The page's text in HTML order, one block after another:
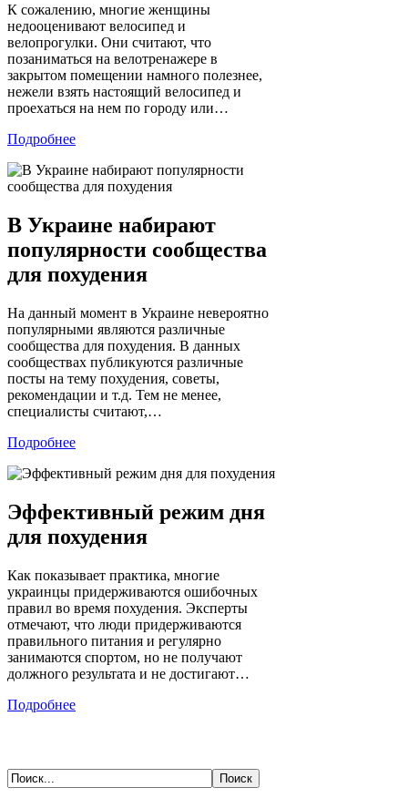
К сожалению, многие женщины
недооценивают велосипед и
велопрогулки. Они считают, что
позаниматься на велотренажере в
закрытом помещении намного полезнее,
нежели взять настоящий велосипед и
проехаться на нем по городу или…
Подробнее
В Украине набирают
популярности сообщества
для похудения
На данный момент в Украине невероятно
популярными являются различные
сообщества для похудения. В данных
сообществах публикуются различные
посты на тему похудения, советы,
рекомендации и т.д. Тем не менее,
специалисты считают,…
Подробнее
Эффективный режим дня
для похудения
Как показывает практика, многие
украинцы придерживаются ошибочных
правил во время похудения. Эксперты
отмечают, что люди придерживаются
правильного питания и регулярно
занимаются спортом, но не получают
должного результата и не достигают…
Подробнее